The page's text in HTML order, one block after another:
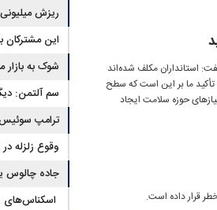
استانداران مکلف شده‌اند
ما بر این است که سطح
حوزه سلامت ایجاد
قرار داده است.
کیست؟
ریزش
۲۰۷ غافلگیر کردند
این مشترکان
پله‌های جدید
درصد جهش کرد
سم آلتمن:
ترامپ سوئیس
وقوع زلزله
جاده چالوس
اسکناس‌های